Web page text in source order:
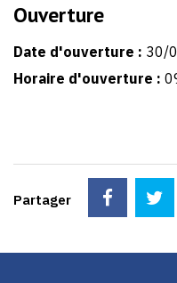
Ouverture
Date d'ouverture : 30/
Horaire d'ouverture :
Partager